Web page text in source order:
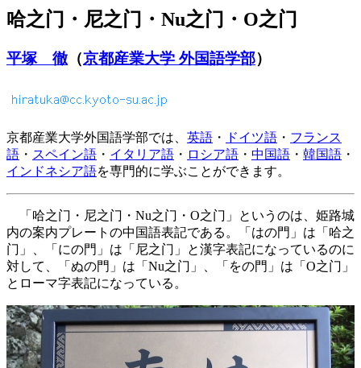
哈之门・尼之门・Nu之门・O之门
平塚 徹 （京都産業大学 外国語学部）
京都産業大学外国語学部では、 英語 ・ ドイツ語 ・ フランス
語 ・ スペイン語 ・ イタリア語 ・ ロシア語 ・ 中国語 ・ 韓国語 ・
インドネシア語を専門的に学ぶことができます。
「哈之门・尼之门・Nu之门・O之门」というのは、姫路城
内の案内プレートの中国語表記である。「はの門」は「哈之
门」、「にの門」は「尼之门」と漢字表記になっているのに
対して、「ぬの門」は「Nu之门」、「をの門」は「O之门」
とローマ字表記になっている。